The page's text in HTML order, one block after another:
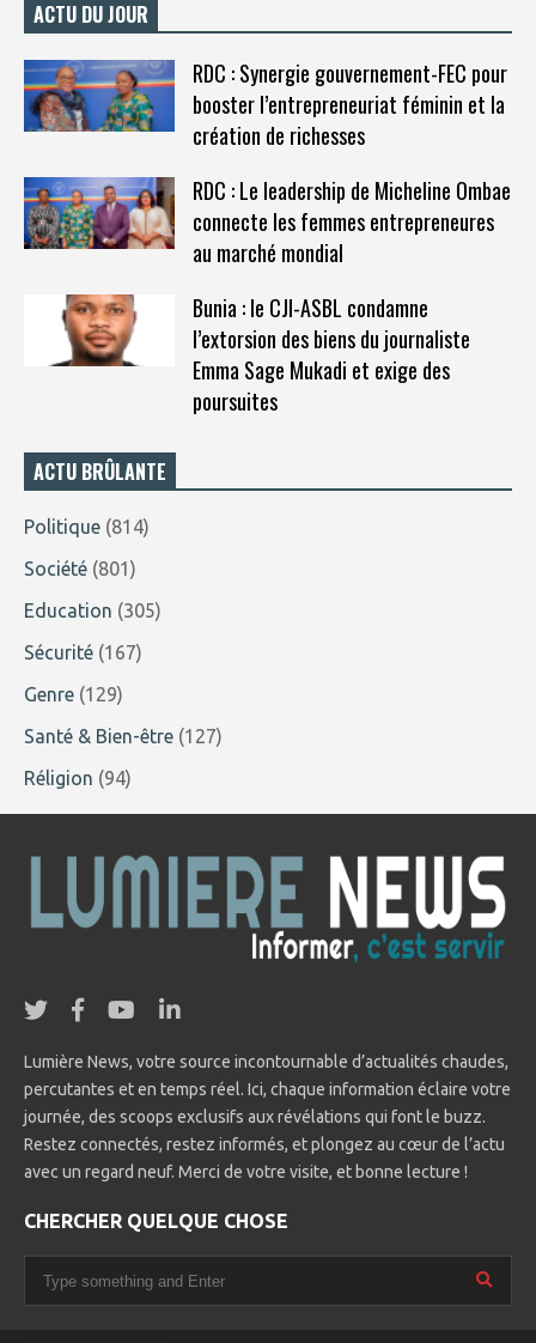
ACTU DU JOUR
RDC : Synergie gouvernement-FEC pour
booster l’entrepreneuriat féminin et la
création de richesses
RDC : Le leadership de Micheline Ombae
connecte les femmes entrepreneures
au marché mondial
Bunia : le CJI-ASBL condamne
l’extorsion des biens du journaliste
Emma Sage Mukadi et exige des
poursuites
ACTU BRÛLANTE
Politique (814)
Société (801)
Education (305)
Sécurité (167)
Genre (129)
Santé & Bien-être (127)
Réligion (94)
Lumière News, votre source incontournable d’actualités chaudes,
percutantes et en temps réel. Ici, chaque information éclaire votre
journée, des scoops exclusifs aux révélations qui font le buzz.
Restez connectés, restez informés, et plongez au cœur de l’actu
avec un regard neuf. Merci de votre visite, et bonne lecture !
CHERCHER QUELQUE CHOSE